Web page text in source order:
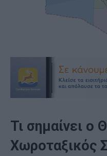
Τι σημαίνει ο
Χωροταξικός